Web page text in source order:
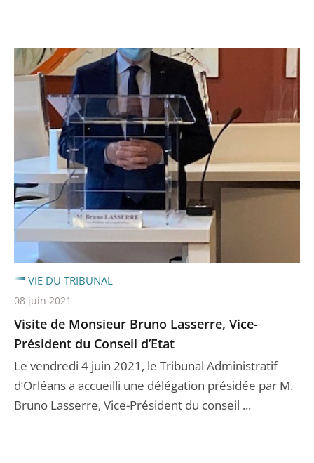
Visite de Monsieur Bruno Lasserre, Vice-
Président du Conseil d’Etat
Le vendredi 4 juin 2021, le Tribunal Administratif
d’Orléans a accueilli une délégation présidée par M.
Bruno Lasserre, Vice-Président du conseil ...
VIE DU TRIBUNAL
08 juin 2021